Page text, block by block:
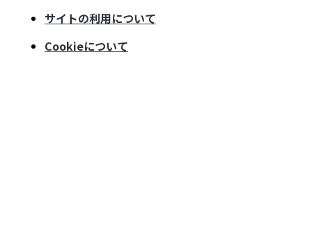
サイトの利用について
Cookieについて